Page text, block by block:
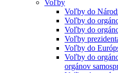
Voľby
Voľby do
Voľby do
Voľby do
Voľby
Voľby do
Voľby do
orgánov